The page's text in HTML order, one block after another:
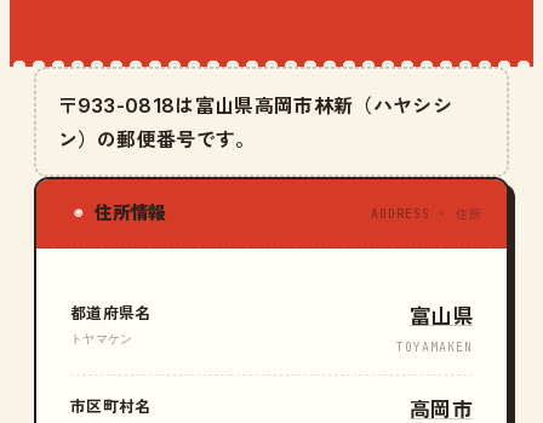
〒933-0818は富山県高岡市林新（ハヤシシ
ン）の郵便番号です。
◉ 住所情報 ADDRESS · 住所
都道府県名
トヤマケン
富山県
TOYAMAKEN
市区町村名 高岡市